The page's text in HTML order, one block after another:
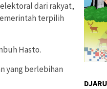
dari rakyat,
terpilih
Hasto.
yang berlebihan